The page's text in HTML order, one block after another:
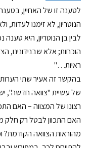
לטענה זו של האחיין,
הנוטריון, לא זימנו לעדות,
לבין בן הנוטריון, היא
הוכחות; אלא שבנידונינו,
ראיות…"
בהקשר זה אעיר שתי
של עשיית "צוואה חדשה",
רצונו של המצווה – האם
האם התכוון לבטל רק חלק
מהוראות הצוואה